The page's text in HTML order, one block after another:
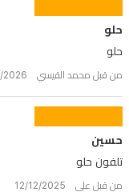
حلو
حلو
من قبل محمد القيسي 1/23/2026
حسين
تلفون حلو
من قبل علي 12/12/2025